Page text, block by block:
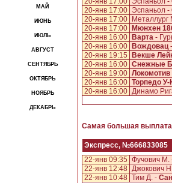
МАЙ
ИЮНЬ
ИЮЛЬ
АВГУСТ
СЕНТЯБРЬ
ОКТЯБРЬ
НОЯБРЬ
ДЕКАБРЬ
20-янв 17:00 Эспаньол -
20-янв 17:00
Металлург
20-янв 17:00
Мюнхен
20-янв 16:00
Варта -
20-янв 16:00
Вождовац
20-янв 19:15
Векше
20-янв 16:00 Снежные
20-янв 19:00 Локомотив
20-янв 16:00 Торпедо У-
20-янв 16:00 Динамо
Самая большая выплата
Экспресс, №666833085
22-янв 09:35 Фучович М.
22-янв 12:48 Джокович
22-янв 10:48 Тим Д. -